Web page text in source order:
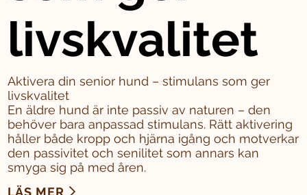
livskvalitet
Aktivera din senior hund – stimulans som ger
livskvalitet
En äldre hund är inte passiv av naturen – den
behöver bara anpassad stimulans. Rätt aktivering
håller både kropp och hjärna igång och motverkar
den passivitet och senilitet som annars kan
smyga sig på med åren.
LÄS MER